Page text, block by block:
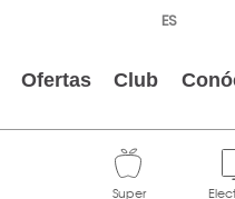
Ofertas Club